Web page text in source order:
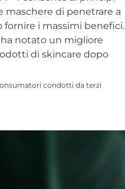
maschere di penetrare a
fornire i massimi benefici.
notato un migliore
di skincare dopo
condotti da terzi
devices
massagers
essentials
Whitening Gel
Uomini